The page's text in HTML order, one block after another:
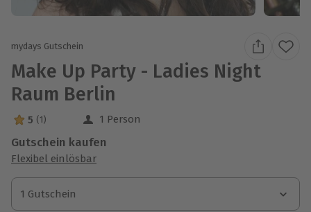
mydays Gutschein
Make Up Party - Ladies Night
Raum Berlin
5 Sterne von 5 aus 1 Bewertungen
5 (1) 1 Person
Gutschein kaufen
Flexibel einlösbar
1 Gutschein
1 Gutschein
1 Gutschein